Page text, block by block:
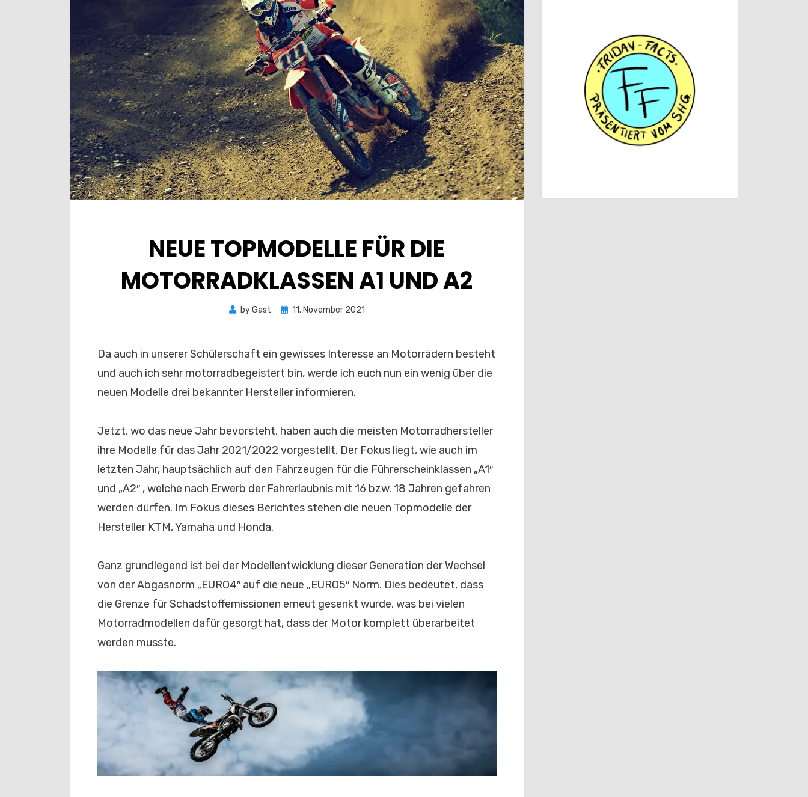
NEUE TOPMODELLE FÜR DIE
MOTORRADKLASSEN A1 UND A2
byGast
Posted
11. November 2021
Da auch in unserer Schülerschaft ein gewisses Interesse an Motorrädern besteht
und auch ich sehr motorradbegeistert bin, werde ich euch nun ein wenig über die
neuen Modelle drei bekannter Hersteller informieren.
Jetzt, wo das neue Jahr bevorsteht, haben auch die meisten Motorradhersteller
ihre Modelle für das Jahr 2021/2022 vorgestellt. Der Fokus liegt, wie auch im
letzten Jahr, hauptsächlich auf den Fahrzeugen für die Führerscheinklassen „A1″
und „A2″ , welche nach Erwerb der Fahrerlaubnis mit 16 bzw. 18 Jahren gefahren
werden dürfen. Im Fokus dieses Berichtes stehen die neuen Topmodelle der
Hersteller KTM, Yamaha und Honda.
Ganz grundlegend ist bei der Modellentwicklung dieser Generation der Wechsel
von der Abgasnorm „EURO4″ auf die neue „EURO5″ Norm. Dies bedeutet, dass
die Grenze für Schadstoffemissionen erneut gesenkt wurde, was bei vielen
Motorradmodellen dafür gesorgt hat, dass der Motor komplett überarbeitet
werden musste.